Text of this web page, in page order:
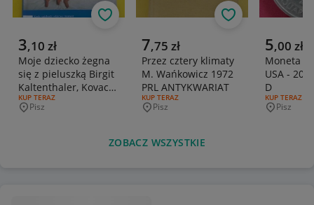
Aktualna cena
3,10 zł
Moje dziecko żegna
się z pieluszką Birgit
Kaltenthaler, Kovacs
Heike
RODZAJ OFERTY:
KUP TERAZ
Miejscowość
Pisz
Obserwuj
Aktualna cena
7,75 zł
Przez cztery klimaty
M. Wańkowicz 1972
PRL ANTYKWARIAT
RODZAJ OFERTY:
KUP TERAZ
Miejscowość
Pisz
Obserwuj
Aktualna
5,00 zł
Moneta
USA -
D
RODZAJ
KUP TERAZ
Pisz
ZOBACZ WSZYSTKIE